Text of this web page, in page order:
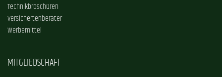
Technikbroschüren
Versichertenberater
Werbemittel
MITGLIEDSCHAFT